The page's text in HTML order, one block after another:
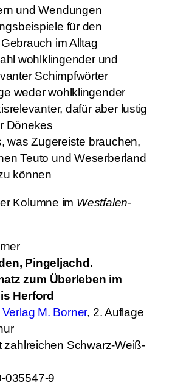
und Wendungen
für den
im Alltag
wohlklingender und
Schimpfwörter
weder wohlklingender
dafür aber lustig
Dönekes
was Zugereiste brauchen,
Teuto und Weserberland
können
Kolumne im Westfalen-
Pingeljachd.
zum Überleben im
Herford
M. Borner, 2. Auflage
zahlreichen Schwarz-Weiß-
035547-9